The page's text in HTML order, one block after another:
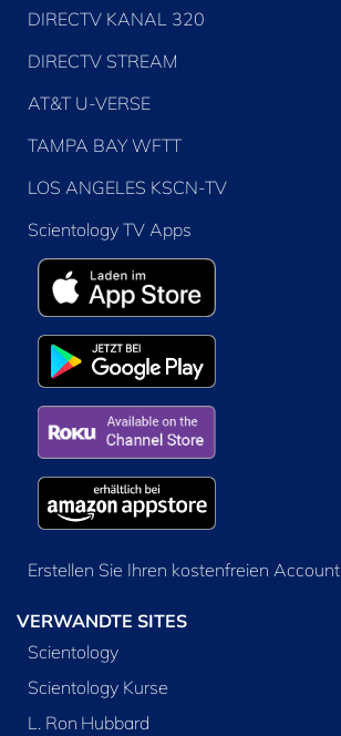
DIRECTV KANAL 320
DIRECTV STREAM
AT&T U-VERSE
TAMPA BAY WFTT
LOS ANGELES KSCN-TV
Scientology TV Apps
Erstellen Sie Ihren kostenfreien Account
VERWANDTE SITES
Scientology
Scientology Kurse
L. Ron Hubbard